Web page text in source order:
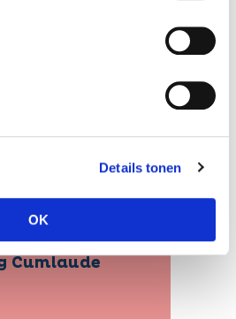
Details tonen
OK
Cumlaude